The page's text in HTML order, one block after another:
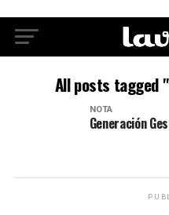
All posts tagged
NOTA
Generación